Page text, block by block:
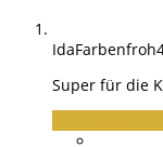
Super für die